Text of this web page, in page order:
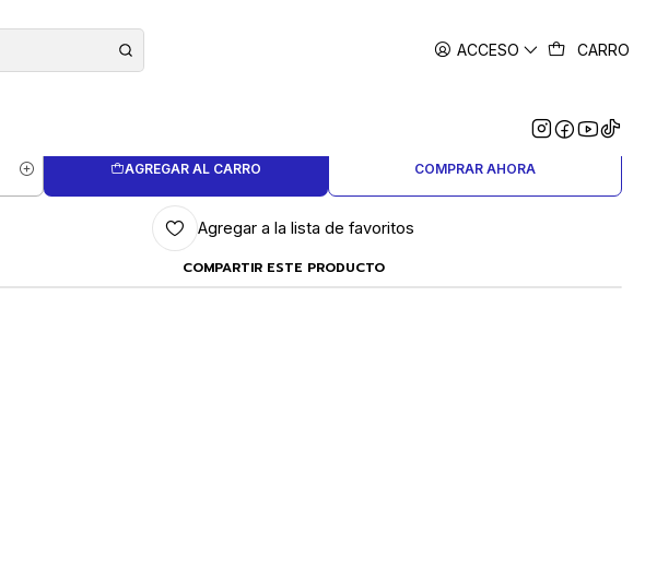
ACCESO CARRO
RUEDA MILGRANO Num. 1 ALEMANA
AGREGAR AL CARRO COMPRAR AHORA
Agregar a la lista de favoritos
COMPARTIR ESTE PRODUCTO